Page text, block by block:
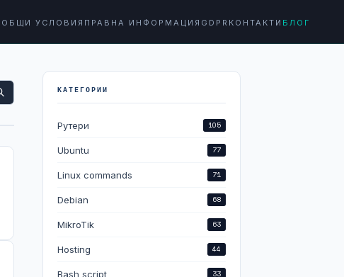
ОБЩИ УСЛОВИЯ ПРАВНА ИНФОРМАЦИЯ GDPR КОНТАКТИ БЛОГ
КАТЕГОРИИ
Рутери 105
Ubuntu 77
Linux commands 71
Debian 68
MikroTik 63
Hosting 44
Bash script 33